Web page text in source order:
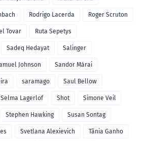
Rodrigo Lacerda Roger Scruton
Tovar Ruta Sepetys
Sadeq Hedayat Salinger
Johnson Sandor Márai
saramago Saul Bellow
Selma Lagerlof Shot Simone Veil
Stephen Hawking Susan Sontag
Svetlana Alexievich Tânia Ganho